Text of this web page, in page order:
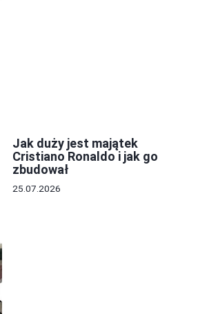
Jak duży jest majątek
Cristiano Ronaldo i jak go
zbudował
25.07.2026